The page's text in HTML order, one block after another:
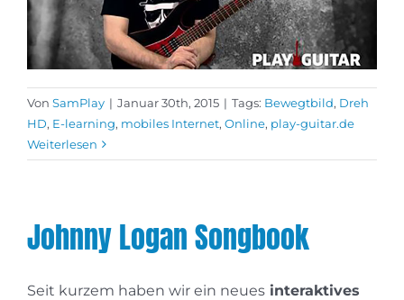
Von SamPlay | Januar 30th, 2015 | Tags: Bewegtbild, Dreh
HD, E-learning, mobiles Internet, Online, play-guitar.de
Weiterlesen
Johnny Logan Songbook
Seit kurzem haben wir ein neues interaktives